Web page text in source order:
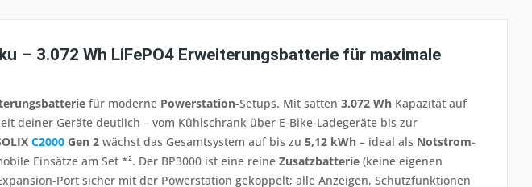
– 3.072 Wh LiFePO4 Erweiterungsbatterie für maximale
für moderne Powerstation-Setups. Mit satten 3.072 Wh Kapazität auf
deiner Geräte deutlich – vom Kühlschrank über E-Bike-Ladegeräte bis zur
C2000 Gen 2 wächst das Gesamtsystem auf bis zu 5,12 kWh – ideal als Notstrom-
Einsätze am Set *². Der BP3000 ist eine reine Zusatzbatterie (keine eigenen
Port sicher mit der Powerstation gekoppelt; alle Anzeigen, Schutzfunktionen